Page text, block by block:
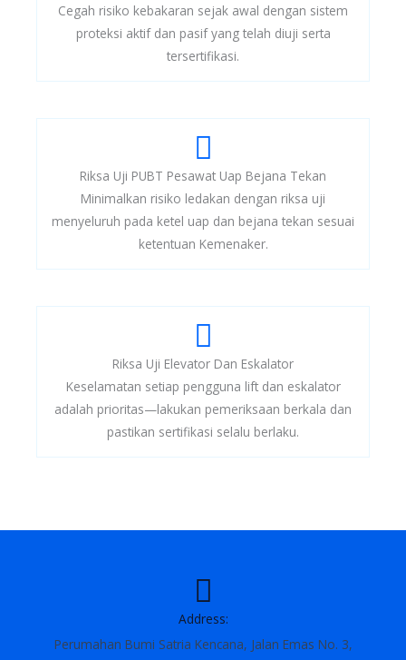
Cegah risiko kebakaran sejak awal dengan sistem
proteksi aktif dan pasif yang telah diuji serta
tersertifikasi.
Riksa Uji PUBT Pesawat Uap Bejana Tekan
Minimalkan risiko ledakan dengan riksa uji
menyeluruh pada ketel uap dan bejana tekan sesuai
ketentuan Kemenaker.
Riksa Uji Elevator Dan Eskalator
Keselamatan setiap pengguna lift dan eskalator
adalah prioritas—lakukan pemeriksaan berkala dan
pastikan sertifikasi selalu berlaku.
Address:
Perumahan Bumi Satria Kencana, Jalan Emas No. 3,